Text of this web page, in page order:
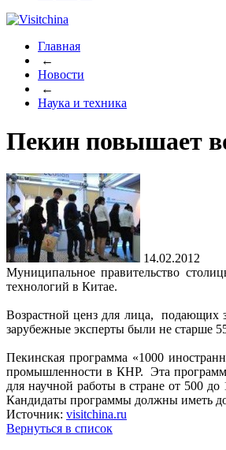
Главная
←
Новости
←
Наука и техника
Пекин повышает
14.02.2012
Муниципальное правительство
технологий в Китае.
Возрастной ценз для лица, подающих
зарубежные эксперты были не старше
Пекинская программа «1000
промышленности в КНР. Эта программа
для научной работы в стране от 500
Кандидаты программы должны иметь
Источник: visitchina.ru
Вернуться в список